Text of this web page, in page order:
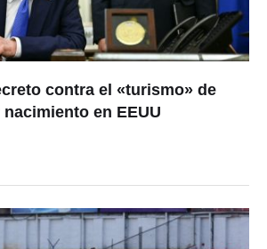
contra el «turismo» de
en EEUU